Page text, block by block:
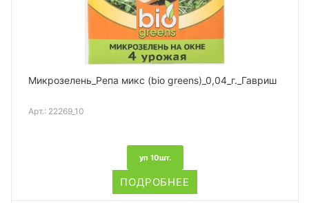
Микрозелень_Репа микс (bio greens)_0,04_г._Гавриш
Арт.: 22269_10
уп 10шт.
ПОДРОБНЕЕ